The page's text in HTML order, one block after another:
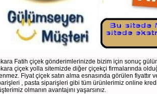
Fatih çiçek gönderimlerinizde bizim için sonuç
çiçek yolla sitemizde diğer çiçekçi firmalarında
Fiyat çiçek satın alma esnasında görülen fiyattır
, pasta siparişleri gibi tüm ürünlerimiz online
olmanın avantajını yaşarsınız.